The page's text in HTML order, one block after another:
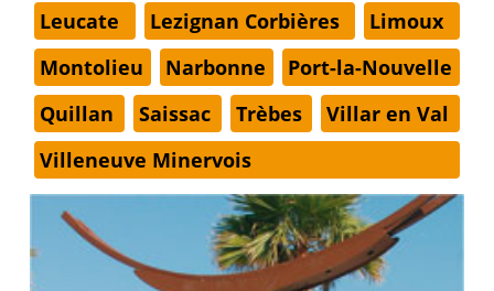
Leucate
Lezignan Corbières
Limoux
Montolieu
Narbonne
Port-la-Nouvelle
Quillan
Saissac Trèbes
Villar en Val
Villeneuve Minervois